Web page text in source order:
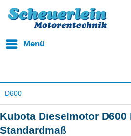
Menü
D600
Kubota Dieselmotor D600
Standardmaß